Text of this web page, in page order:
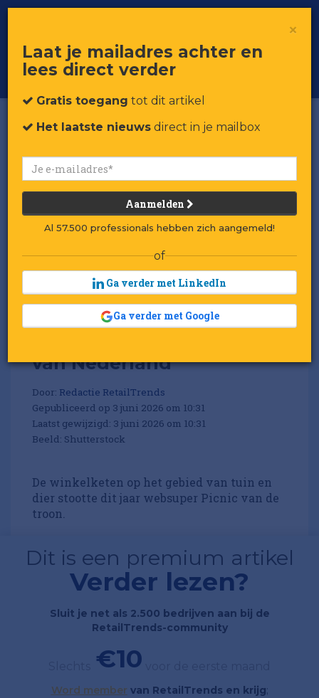
Voor professionals in retail & brands
Toggle
'Welkoop
van Nederland'
Door: Redactie RetailTrends
Gepubliceerd op 3 juni 2026 om 10:31
Laatst gewijzigd: 3 juni 2026 om 10:31
Beeld: Shutterstock
De winkelketen op het gebied van tuin en
dier stootte dit jaar websuper Picnic van de
troon.
Dit is een premium artikel
Verder lezen?
Sluit je net als 2.500 bedrijven aan bij de
RetailTrends-community
€10
Word member van RetailTrends en krijg;
×
Laat je mailadres achter en
lees direct verder
Gratis toegang tot dit artikel
Het laatste nieuws direct in je mailbox
Aanmelden
Al 57.500 professionals hebben zich aangemeld!
of
Ga verder met LinkedIn
Ga verder met Google